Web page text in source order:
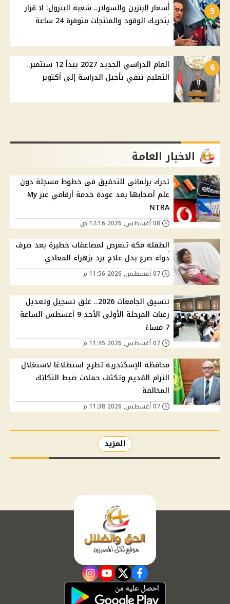
5
أسعار البنزين والسولار.. شعبة البترول: لا قرار
بتحريك الوقود والمنتجات متوفرة 24 ساعة
6
العام الدراسي الجديد 2027 يبدأ 12 سبتمبر..
التعليم تنفي تأجيل الدراسة إلى أكتوبر
الاخبار العامة
تحرك برلماني للتحقيق في خطوط مسجلة دون
علم أصحابها بعد عودة خدمة أرقامي عبر My
NTRA
الطفلة مكة تتعرض لمضاعفات خطيرة بعد صرف
دواء صرع بدل علاج برد بزهراء المعادي
تنسيق الجامعات 2026.. غلق تسجيل وتعديل
رغبات المرحلة الأولى الأحد 9 أغسطس الساعة
7 مساءً
محافظة الإسكندرية تطرح استطلاعًا لاستغلال
الترام القديم وتكثف حملات ضبط التكاتك
المخالفة
المزيد
facebook
twitter
youtube
instagram